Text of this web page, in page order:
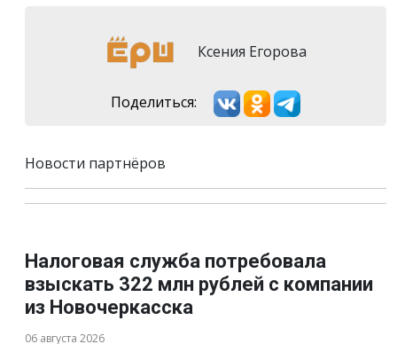
Ксения Егорова
Поделиться:
Новости партнёров
Налоговая служба потребовала
взыскать 322 млн рублей с компании
из Новочеркасска
06 августа 2026